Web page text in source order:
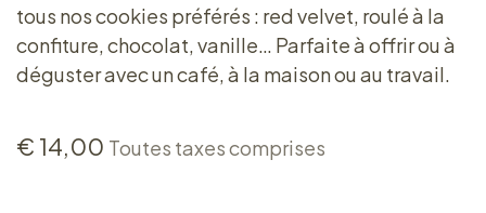
tous nos cookies préférés : red velvet, roulé à la
confiture, chocolat, vanille… Parfaite à offrir ou à
déguster avec un café, à la maison ou au travail.
€ 14,00 Toutes taxes comprises